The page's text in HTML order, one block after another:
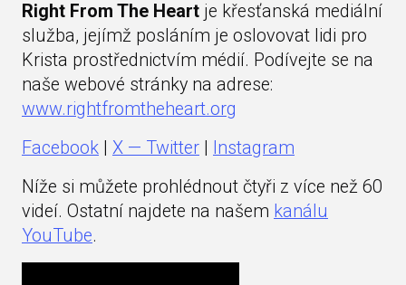
Right From The Heart je křesťanská mediální
služba, jejímž posláním je oslovovat lidi pro
Krista prostřednictvím médií. Podívejte se na
naše webové stránky na adrese:
www.rightfromtheheart.org
Facebook
X — Twitter
Instagram
Níže si můžete prohlédnout čtyři z více než 60
videí. Ostatní najdete na našem kanálu
YouTube.